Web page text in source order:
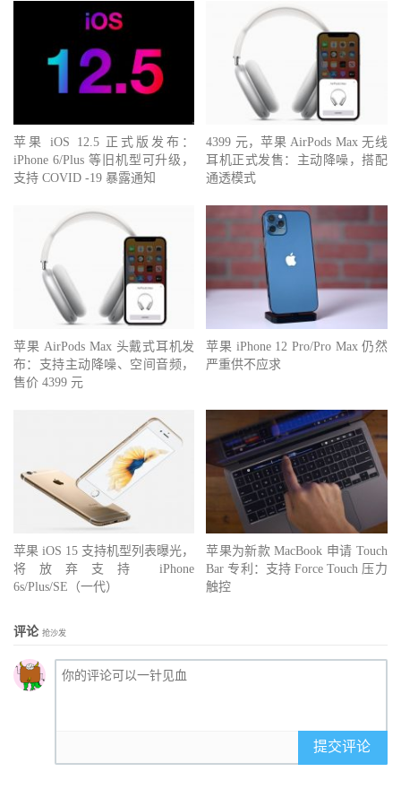
苹果 iOS 12.5 正式版发布：
iPhone 6/Plus 等旧机型可升级，
支持 COVID -19 暴露通知
4399 元，苹果 AirPods Max 无线
耳机正式发售：主动降噪，搭配
通透模式
苹果 AirPods Max 头戴式耳机发
布：支持主动降噪、空间音频，
售价 4399 元
苹果 iPhone 12 Pro/Pro Max 仍然
严重供不应求
苹果 iOS 15 支持机型列表曝光，
将放弃支持 iPhone
6s/Plus/SE（一代）
苹果为新款 MacBook 申请 Touch
Bar 专利：支持 Force Touch 压力
触控
评论 抢沙发
提交评论